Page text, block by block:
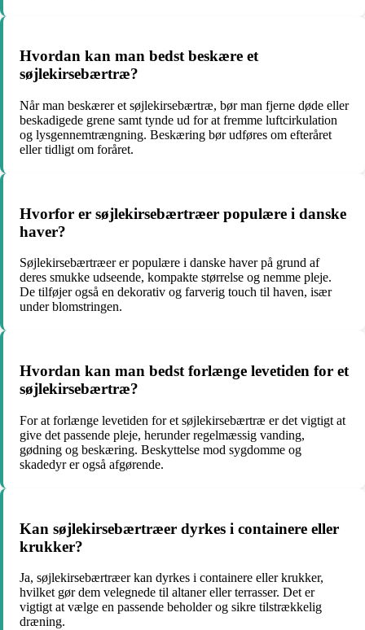
Hvordan kan man bedst beskære et
søjlekirsebærtræ?
Når man beskærer et søjlekirsebærtræ, bør man fjerne døde eller
beskadigede grene samt tynde ud for at fremme luftcirkulation
og lysgennemtrængning. Beskæring bør udføres om efteråret
eller tidligt om foråret.
Hvorfor er søjlekirsebærtræer populære i danske
haver?
Søjlekirsebærtræer er populære i danske haver på grund af
deres smukke udseende, kompakte størrelse og nemme pleje.
De tilføjer også en dekorativ og farverig touch til haven, især
under blomstringen.
Hvordan kan man bedst forlænge levetiden for et
søjlekirsebærtræ?
For at forlænge levetiden for et søjlekirsebærtræ er det vigtigt at
give det passende pleje, herunder regelmæssig vanding,
gødning og beskæring. Beskyttelse mod sygdomme og
skadedyr er også afgørende.
Kan søjlekirsebærtræer dyrkes i containere eller
krukker?
Ja, søjlekirsebærtræer kan dyrkes i containere eller krukker,
hvilket gør dem velegnede til altaner eller terrasser. Det er
vigtigt at vælge en passende beholder og sikre tilstrækkelig
dræning.